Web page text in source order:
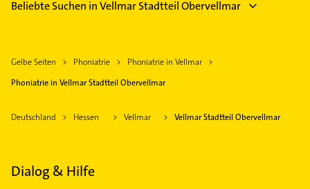
Beliebte Suchen in Vellmar Stadtteil Obervellmar
Gelbe Seiten Phoniatrie
Phoniatrie in Vellmar
Phoniatrie in Vellmar Stadtteil Obervellmar
Deutschland Hessen Vellmar Vellmar Stadtteil Obervellmar
Dialog & Hilfe